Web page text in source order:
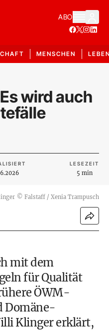
ABO
MENSCHEN
wird auch
LESEZEIT
5 min
© Falstaff / Xenia Trampusch
mit dem
für Qualität
ÖWM-
Domäne-
Klinger erklärt,